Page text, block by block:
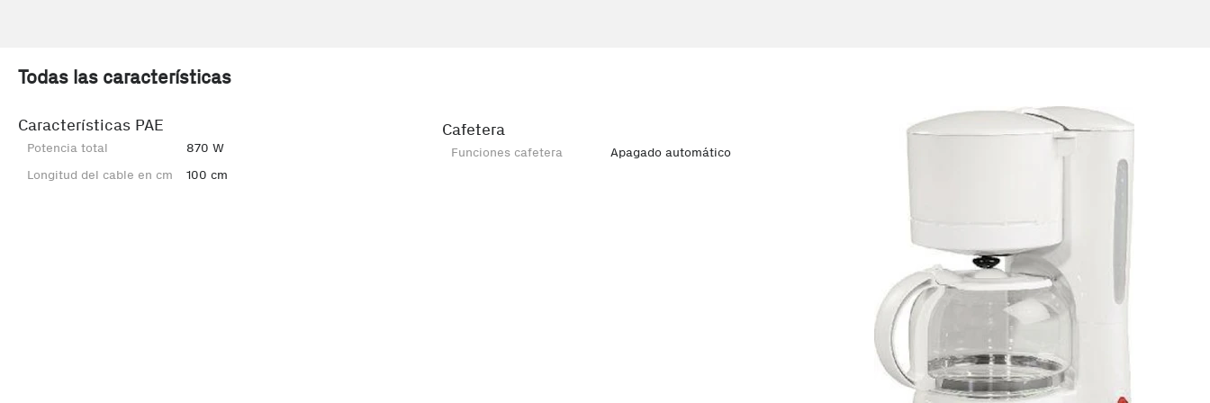
Todas las características
Características PAE
Potencia total
870 W
Longitud del cable en cm
100 cm
Cafetera
Funciones cafetera Apagado automático